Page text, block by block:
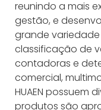
reunindo a mais
gestão, e
grande
classificação de
contadoras e
comercial,
HUAEN possuem
produtos são